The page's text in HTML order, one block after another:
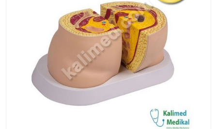
Hastane Mobilyaları
Kişisel Bakım ve Sağlık
Kişisel Bakım ve Sağlık
Medikal Teksil
Ortopedi Ürünleri